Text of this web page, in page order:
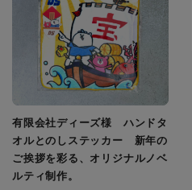
有限会社ディーズ様 ハンドタ
オルとのしステッカー 新年の
ご挨拶を彩る、オリジナルノベ
ルティ制作。